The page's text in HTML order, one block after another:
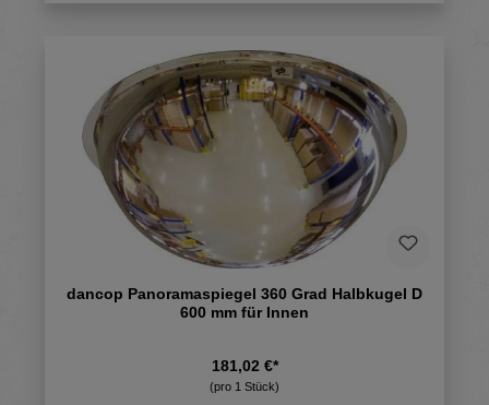
dancop Panoramaspiegel 360 Grad Halbkugel D
600 mm für Innen
181,02 €*
(pro 1 Stück)